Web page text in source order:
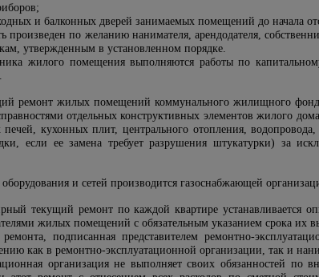
и балконных дверей занимаемых помещений до начала
произведен по желанию нанимателя, арендодателя,
утвержденным в установленном порядке.
жилого помещения выполняются работы по
ремонт жилых помещений коммунального жилищного фонда
отдельных конструктивных элементов жилого
кухонных плит, центрального отопления,
если ее замена требует разрушения штукатурки) за
и сетей производится газоснабжающей
текущий ремонт по каждой квартире устанавливается
жилых помещений с обязательным указанием срока их
подписанная представителем ремонтно-
как в ремонтно-эксплуатационной организации, так и
организация не выполняет своих обязанностей по